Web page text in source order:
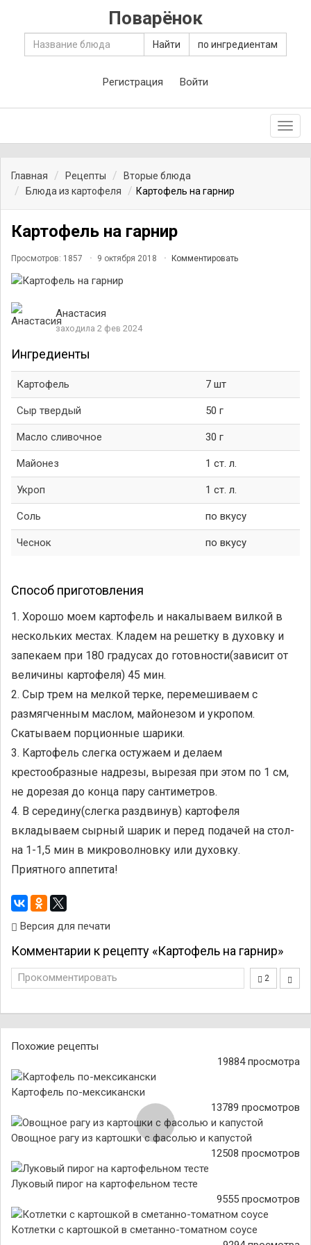
Поварёнок
Найти по ингредиентам
Регистрация Войти
Главная Рецепты
Вторые блюда
Блюда из картофеля
Картофель на гарнир
Картофель на гарнир
Просмотров: 1857 9 октября 2018 Комментировать
Анастасия
заходила 2 фев 2024
Ингредиенты
Картофель 7 шт
Сыр твердый 50 г
Масло сливочное 30 г
Майонез 1 ст. л.
Укроп 1 ст. л.
Соль по вкусу
Чеснок по вкусу
Способ приготовления
1. Хорошо моем картофель и накалываем вилкой в
нескольких местах. Кладем на решетку в духовку и
запекаем при 180 градусах до готовности(зависит от
величины картофеля) 45 мин.
2. Сыр трем на мелкой терке, перемешиваем с
размягченным маслом, майонезом и укропом.
Скатываем порционные шарики.
3. Картофель слегка остужаем и делаем
крестообразные надрезы, вырезая при этом по 1 см,
не дорезая до конца пару сантиметров.
4. В середину(слегка раздвинув) картофеля
вкладываем сырный шарик и перед подачей на стол-
на 1-1,5 мин в микроволновку или духовку.
Приятного аппетита!
Версия для печати
Комментарии к рецепту «Картофель на гарнир»
2
Прокомментировать
Похожие рецепты
19884 просмотра
Картофель по-мексикански
13789 просмотров
Овощное рагу из картошки с фасолью и капустой
12508 просмотров
Луковый пирог на картофельном тесте
9555 просмотров
Котлетки с картошкой в сметанно-томатном соусе